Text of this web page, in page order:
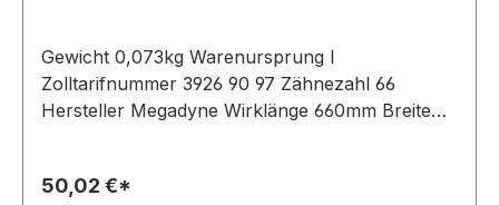
Gewicht 0,073kg Warenursprung I
Zolltarifnummer 3926 90 97 Zähnezahl 66
Hersteller Megadyne Wirklänge 660mm Breite
Norm DIN 7721 antistatisch nein
50,02 €*